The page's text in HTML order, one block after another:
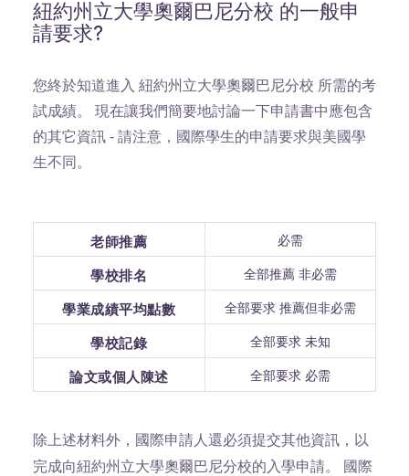
紐約州立大學奧爾巴尼分校 的一般申
請要求?
您終於知道進入 紐約州立大學奧爾巴尼分校 所需的考
試成績。 現在讓我們簡要地討論一下申請書中應包含
的其它資訊 - 請注意，國際學生的申請要求與美國學
生不同。
老師推薦 必需
學校排名 全部推薦 非必需
學業成績平均點數 全部要求 推薦但非必需
學校記錄 全部要求 未知
論文或個人陳述 全部要求 必需
除上述材料外，國際申請人還必須提交其他資訊，以
完成向紐約州立大學奧爾巴尼分校的入學申請。 國際